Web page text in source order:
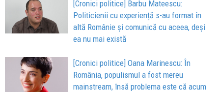
[Cronici politice] Barbu Mateescu:
Politicienii cu experiență s-au format în
altă Românie și comunică cu aceea, deși
ea nu mai există
[Cronici politice] Oana Marinescu: În
România, populismul a fost mereu
mainstream, însă problema este că acum